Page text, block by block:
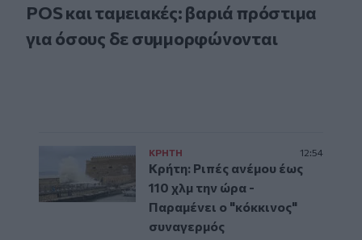
POS και ταμειακές: βαριά πρόστιμα
για όσους δε συμμορφώνονται
ΚΡΗΤΗ 12:54
Κρήτη: Ριπές ανέμου έως
110 χλμ την ώρα -
Παραμένει ο "κόκκινος"
συναγερμός